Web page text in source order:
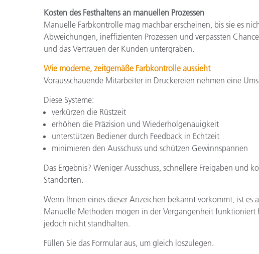
Kosten des Festhaltens an manuellen Prozessen
Manuelle Farbkontrolle mag machbar erscheinen, bis sie es
Abweichungen, ineffizienten Prozessen und verpassten
und das Vertrauen der Kunden untergraben.
Wie moderne, zeitgemäße Farbkontrolle aussieht
Vorausschauende Mitarbeiter in Druckereien nehmen eine
Diese Systeme:
verkürzen die Rüstzeit
erhöhen die Präzision und Wiederholgenauigkeit
unterstützen Bediener durch Feedback in Echtzeit
minimieren den Ausschuss und schützen Gewinnspannen
Das Ergebnis? Weniger Ausschuss, schnellere Freigaben und
Standorten.
Wenn Ihnen eines dieser Anzeichen bekannt vorkommt, ist es
Manuelle Methoden mögen in der Vergangenheit funktioniert
jedoch nicht standhalten.
Füllen Sie das Formular aus, um gleich loszulegen.